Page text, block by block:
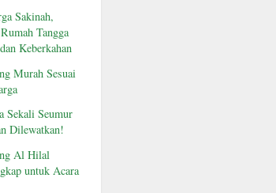
Sakinah,
Tangga
Keberkahan
Murah Sesuai
Sekali Seumur
Dilewatkan!
Al Hilal
untuk Acara